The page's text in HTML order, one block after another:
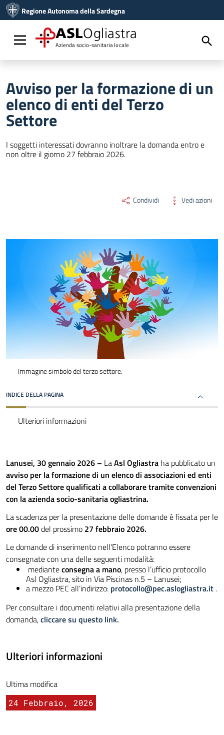
Vai al menu di navigazione
Vai al footer
Regione Autonoma della Sardegna
Toggle navigation
ASLOgliastra
Azienda socio-sanitaria locale
Avviso per la formazione di un
elenco di enti del Terzo
Settore
I soggetti interessati dovranno inoltrare la domanda entro e
non oltre il giorno 27 febbraio 2026.
Condividi Vedi azioni
Immagine simbolo del terzo settore.
INDICE DELLA PAGINA
Ulteriori informazioni
Lanusei, 30 gennaio 2026 – LaAsl Ogliastra ha pubblicato un
avviso per la formazione di un elenco di associazioni ed enti
del Terzo Settorequalificati a collaborare tramite convenzioni
con la azienda socio-sanitaria ogliastrina.
La scadenza per la presentazione delle domande è fissata per le
ore 00.00del prossimo 27 febbraio 2026.
Le domande di inserimento nell’Elenco potranno essere
consegnate con una delle seguenti modalità:
medianteconsegna a mano, presso l’ufficio protocollo
Asl Ogliastra, sito in Via Piscinas n.5 – Lanusei;
a mezzo PEC all’indirizzo: protocollo@pec.aslogliastra.it .
Per consultare i documenti relativi alla presentazione della
domanda,cliccare su questo link.
Ulteriori informazioni
Ultima modifica
24 Febbraio, 2026